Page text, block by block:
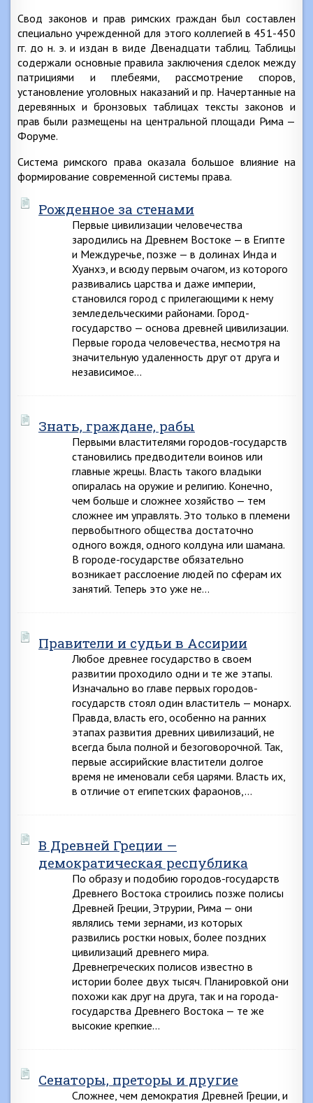
Свод законов и прав римских граждан был составлен
специально учрежденной для этого коллегией в 451-450
гг. до н. э. и издан в виде Двенадцати таблиц. Таблицы
содержали основные правила заключения сделок между
патрициями и плебеями, рассмотрение споров,
установление уголовных наказаний и пр. Начертанные на
деревянных и бронзовых таблицах тексты законов и
прав были размещены на центральной площади Рима —
Форуме.
Система римского права оказала большое влияние на
формирование современной системы права.
Рожденное за стенами
Первые цивилизации человечества
зародились на Древнем Востоке — в Египте
и Междуречье, позже — в долинах Инда и
Хуанхэ, и всюду первым очагом, из которого
развивались царства и даже империи,
становился город с прилегающими к нему
земледельческими районами. Город-
государство — основа древней цивилизации.
Первые города человечества, несмотря на
значительную удаленность друг от друга и
независимое…
Знать, граждане, рабы
Первыми властителями городов-государств
становились предводители воинов или
главные жрецы. Власть такого владыки
опиралась на оружие и религию. Конечно,
чем больше и сложнее хозяйство — тем
сложнее им управлять. Это только в племени
первобытного общества достаточно
одного вождя, одного колдуна или шамана.
В городе-государстве обязательно
возникает расслоение людей по сферам их
занятий. Теперь это уже не…
Правители и судьи в Ассирии
Любое древнее государство в своем
развитии проходило одни и те же этапы.
Изначально во главе первых городов-
государств стоял один властитель — монарх.
Правда, власть его, особенно на ранних
этапах развития древних цивилизаций, не
всегда была полной и безоговорочной. Так,
первые ассирийские властители долгое
время не именовали себя царями. Власть их,
в отличие от египетских фараонов,…
В Древней Греции —
демократическая республика
По образу и подобию городов-государств
Древнего Востока строились позже полисы
Древней Греции, Этрурии, Рима — они
являлись теми зернами, из которых
развились ростки новых, более поздних
цивилизаций древнего мира.
Древнегреческих полисов известно в
истории более двух тысяч. Планировкой они
похожи как друг на друга, так и на города-
государства Древнего Востока — те же
высокие крепкие…
Сенаторы, преторы и другие
Сложнее, чем демократия Древней Греции, и